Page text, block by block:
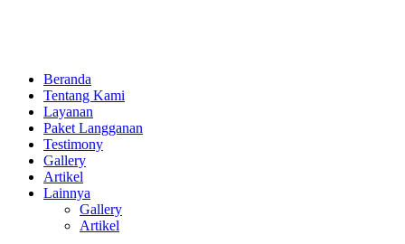
Beranda
Tentang Kami
Layanan
Paket Langganan
Testimony
Gallery
Artikel
Lainnya
Gallery
Artikel